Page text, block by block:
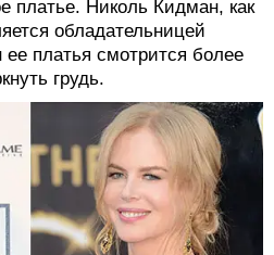
платье. Николь Кидман, как
обладательницей
платья смотрится более
грудь.